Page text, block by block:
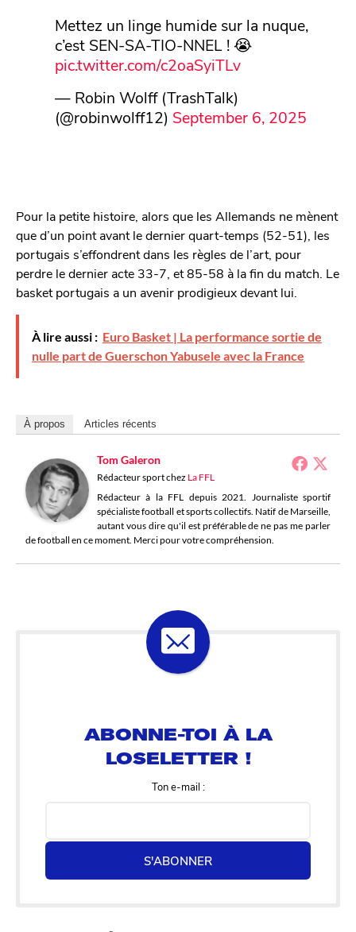
Mettez un linge humide sur la nuque,
c’est SEN-SA-TIO-NNEL ! 😭
pic.twitter.com/c2oaSyiTLv
— Robin Wolff (TrashTalk)
(@robinwolff12) September 6, 2025
Pour la petite histoire, alors que les Allemands ne mènent
que d’un point avant le dernier quart-temps (52-51), les
portugais s’effondrent dans les règles de l’art, pour
perdre le dernier acte 33-7, et 85-58 à la fin du match. Le
basket portugais a un avenir prodigieux devant lui.
À lire aussi : Euro Basket | La performance sortie de
nulle part de Guerschon Yabusele avec la France
À propos Articles récents
Tom Galeron
Rédacteur sportchez La FFL
Rédacteur à la FFL depuis 2021. Journaliste sportif
spécialiste football et sports collectifs. Natif de Marseille,
autant vous dire qu'il est préférable de ne pas me parler
de football en ce moment. Merci pour votre compréhension.
Ton e-mail :
S'ABONNER